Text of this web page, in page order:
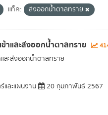
แท็ค: ส่งออกน้ำตาลทราย
าและส่งออกน้ำตาลทราย
ละส่งออกน้ำตาลทราย
ละแผนงาน 20 กุมภาพันธ์ 2567